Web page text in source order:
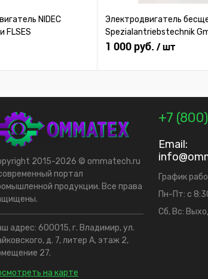
NIDEC
FLSES
Электродвигатель
Spezialantriebstechnik
1 000 руб. / шт
2015-2026 © ommatech.ru
портал
продукции. Все права
адрес: 600015, г. Владимир, ул.
д. 7, литер А, этаж 2,
27.
на карте
+7
Email:
График
Пн-Пт: с
Сб, Вс: